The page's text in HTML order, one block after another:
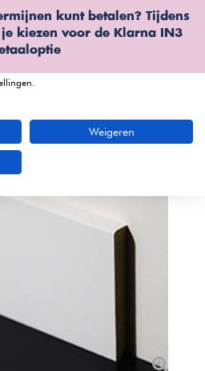
kunt betalen? Tijdens
kiezen voor de Klarna IN3
van onze bezoekersgegevens, om
inhoud te tonen en om u een
Weigeren